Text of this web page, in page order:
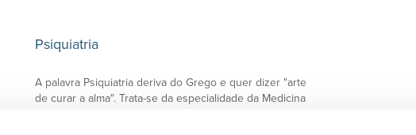
Psiquiatria
A palavra Psiquiatria deriva do Grego e quer dizer "arte
de curar a alma". Trata-se da especialidade da Medicina